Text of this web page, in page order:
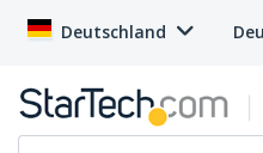
Deutschland